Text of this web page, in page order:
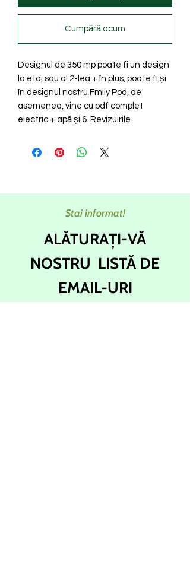
Cumpără acum
Designul de 350 mp poate fi un design
la etaj sau al 2-lea + în plus, poate fi și
în designul nostru Fmily Pod, de
asemenea, vine cu pdf complet
electric + apă și 6 Revizuirile
Stai informat!
ALĂTURAȚI-VĂ
NOSTRU LISTĂ DE
EMAIL-URI